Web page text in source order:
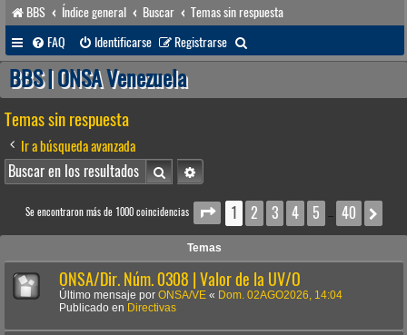
BBS Índice general Buscar
Temas sin respuesta
FAQ
Identificarse Registrarse
u
BBS | ONSA Venezuela
Temas sin respuesta
Ir a búsqueda avanzada
BuscarBúsqueda avanzada
Se encontraron más de 1000 coincidencias Página1 de 40
1 2 3 4 5 … 40
Temas
ONSA/Dir. Núm. 0308 | Valor de la UV/O
Último mensaje por ONSA/VE « Dom. 02AGO2026, 14:04
Publicado en Directivas